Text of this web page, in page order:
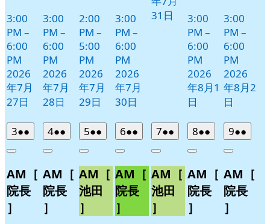
3:00
PM –
6:00
PM
2026
年7月
27日
3:00
PM –
6:00
PM
2026
年7月
28日
2:00
PM –
5:00
PM
2026
年7月
29日
3:00
PM –
6:00
PM
2026
年7月
30日
31日
3:00
PM –
6:00
PM
2026
年8月1
日
3:00
PM –
6:00
PM
2026
年8月2
日
32026
年
月
3
日
●●
件
イ
ベ
Close
AM［
院長
］
42026
年
月
4
日
●●
件
イ
ベ
Close
AM［
院長
］
52026
年
月
5
日
●●
件
イ
ベ
ト)
Close
AM［
池田
］
62026
年
月
6
日
●●
件
イ
ベ
ト)
Close
AM［
院長
］
72026
年
月
7
日
●●
件
イ
ベ
ト)
Close
AM［
池田
］
82026
年
月
8
日
●●
件
イ
ベ
Close
AM［
院長
］
92026
年
月
9
日
●●
件
イ
ベ
Close
AM［
院長
］